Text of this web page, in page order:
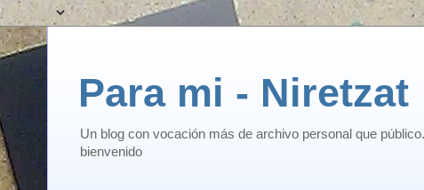
Para mi - Niretzat
Un blog con vocación más de archivo personal que
bienvenido